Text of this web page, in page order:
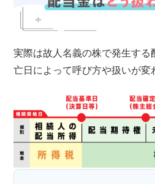
実際は故人名義の株で発生す
亡日によって呼び方や扱いが変